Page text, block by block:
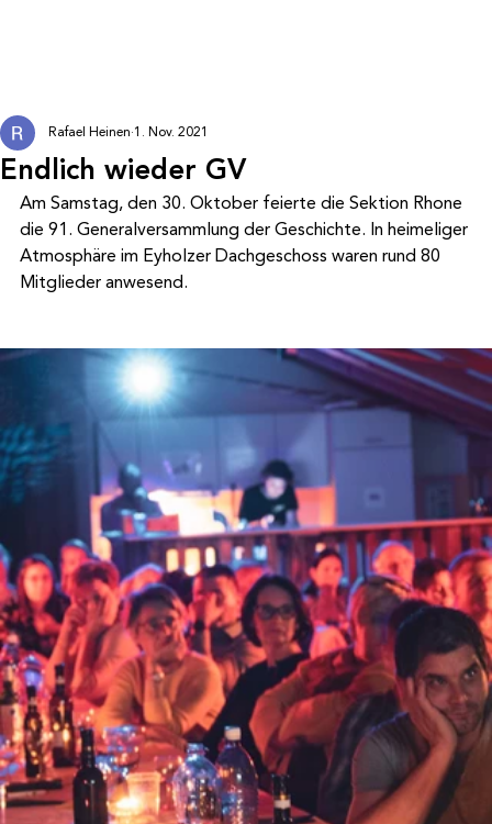
Endlich wieder GV
Rafael Heinen 1. Nov. 2021
Am Samstag, den 30. Oktober feierte die Sektion Rhone
die 91. Generalversammlung der Geschichte. In heimeliger
Atmosphäre im Eyholzer Dachgeschoss waren rund 80
Mitglieder anwesend.